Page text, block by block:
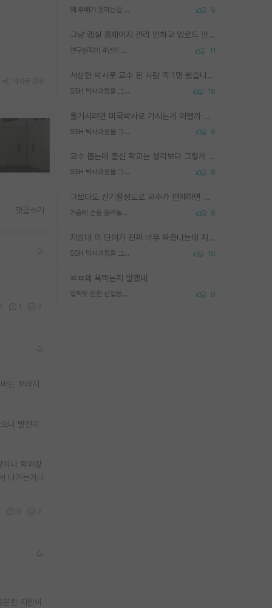
왜 후배가 못하는걸 교수님은 내 책임으로 돌리는걸까요? 9
그냥 랩실 홈페이지 관리 안하고 업로드 안한거 아님?
연구실적이 4년의 공백이 있는거 어떻게 생각하냐 11
서성한 박사로 교수 된 사람 딱 1명 봤습니다. 근데 지방대 박사로 교수된 거는 기적이 일어나야되요. 서성한 학부부터여도 빡센게 교수임용일텐데 지방대박사로 무슨 교수가 되나요...... 중소기업/중견기업 팀장급/연구소장급이나 될거 같네요.
SSH 박사과정을 그만두고 지방대 박사로 옮기면 교수의 꿈은 끝일까요? 18
옮기시려면 미국박사로 가시는게 어떨까 싶네요. 교수가 꿈이면 미국박사 하고 미국교수 까지 같이 노리시는게 기회가 많지 않을까요?
SSH 박사과정을 그만두고 지방대 박사로 옮기면 교수의 꿈은 끝일까요? 8
교수 뽑는데 출신 학교는 생각보다 그렇게 안 봄. 앞으로는 더 안 보게 될거임. 박사는 어디서 진행해도 됨. 단, 제대로 쌓고 좋은 실적 만들 수 있다면. 그런데 지방대는 그럴 가능성이 지극히 낮음. 나만 열심히 잘 하면 된다? 인간은 주변 환경에 지배되는 나약한 존재임. 주변의 지방대 대학원생과 섞이고 지방 특유의 여유로움 또는 나쁘게 얘기해서 나태함에 젖어 살다보면 교수의 꿈 자체를 잊어버리게 될 가능성도 있음. 주변 환경이 70~80%임.
SSH 박사과정을 그만두고 지방대 박사로 옮기면 교수의 꿈은 끝일까요? 8
그보다도 신기할정도로 교수가 편애하면 그사람만 논문이 되더라구요 내용이 다른 사람보다 허접해도요
가슴에 손을 올려놓고 싫어하는 사람 불공정하게 리뷰 8
지방대 이 단어가 진짜 너무 짜증나는데 지방대면 다 그냥 쓰레기인가요? 무슨 말 같지도 않은 댓글들이 있는건지??? 지방에도 충분히 좋은 대학 많고 충분히 잘하는 교수님들 많습니다 포항공대 4개 IST 대표 지거국들 여기 모두 다 지방에 있고 여기 출신들 중에 교수하는 분들 적지 않습니다 지거국 출신이 무슨 교수를 하냐?라고 생각할 사람들 많은데 상위 대표 지거국에 아웃라이어들 많습니다 결국 개인의 연구역량과 실적이 중요합니다 이 역량을 펼치는데 있어서 지도교수와의 합도 중요합니다. 그리고 경력이 필요하면 해외포닥까지 다녀오세요
SSH 박사과정을 그만두고 지방대 박사로 옮기면 교수의 꿈은 끝일까요? 16
ㅉㅉ왜 욕먹는지 알겠네
입학도 안한 신입생이 원래 관심을 받나요 8
댓글쓰기
는 꼬라지
니 발전이
이나 학과장
나가는거니
한 지원이